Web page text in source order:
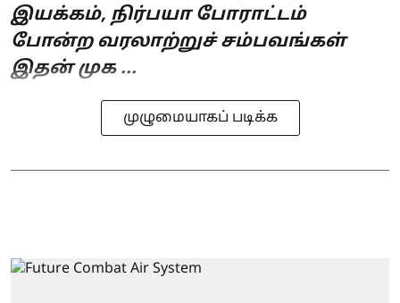
இயக்கம், நிர்பயா போராட்டம்
போன்ற வரலாற்றுச் சம்பவங்கள்
இதன் முக ...
முழுமையாகப் படிக்க